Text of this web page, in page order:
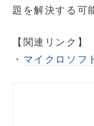
題を解決する可
【関連リンク】
・ マイクロソフ